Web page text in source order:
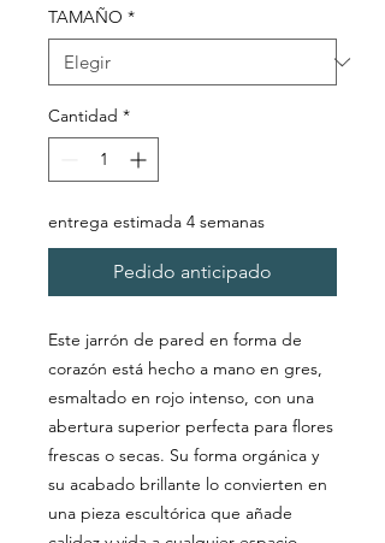
TAMAÑO *
Cantidad *
entrega estimada 4 semanas
Pedido anticipado
Este jarrón de pared en forma de
corazón está hecho a mano en gres,
esmaltado en rojo intenso, con una
abertura superior perfecta para flores
frescas o secas. Su forma orgánica y
su acabado brillante lo convierten en
una pieza escultórica que añade